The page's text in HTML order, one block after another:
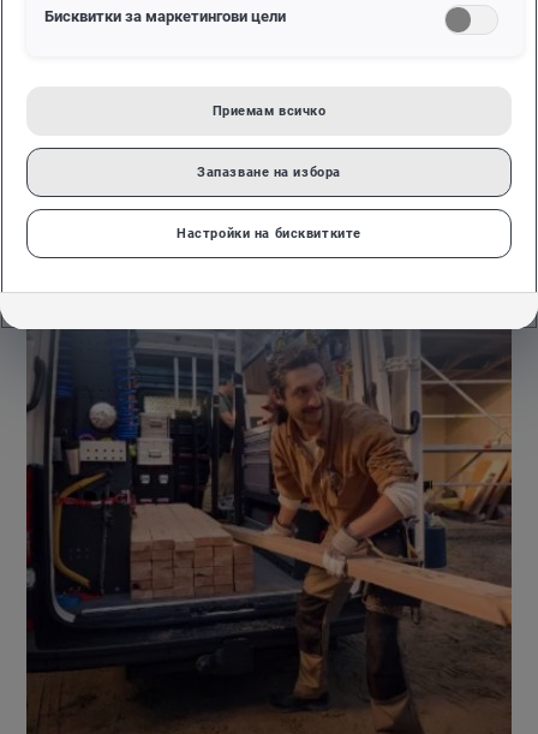
– Стойност на лизинговия обект € 32 463,88 (63 493,83
Инвестиция, която си заслужава, защото добрият
автомобил е най-добрата реклама за бизнеса ти!
Бисквитки за маркетингови цели
Приемам всичко
Запазване на избора
Настройки на бисквитките